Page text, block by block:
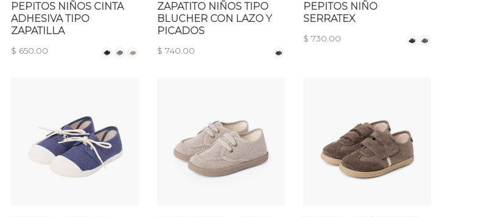
PEPITOS NIÑOS CINTA
ADHESIVA TIPO
ZAPATILLA
$ 650.00
ZAPATITO NIÑOS TIPO
BLUCHER CON LAZO Y
PICADOS
$ 740.00
PEPITOS NIÑO
SERRATEX
$ 730.00